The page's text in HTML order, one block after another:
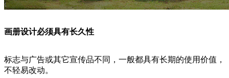
画册设计必须具有长久性
标志与广告或其它宣传品不同，一般都具有长期的使用价值，
不轻易改动。